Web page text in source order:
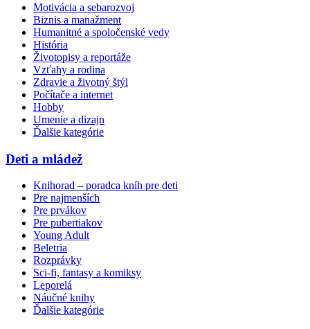
Motivácia a sebarozvoj
Biznis a manažment
Humanitné a spoločenské vedy
História
Životopisy a reportáže
Vzťahy a rodina
Zdravie a životný štýl
Počítače a internet
Hobby
Umenie a dizajn
Ďalšie kategórie
Deti a mládež
Knihorad – poradca kníh pre deti
Pre najmenších
Pre prvákov
Pre pubertiakov
Young Adult
Beletria
Rozprávky
Sci-fi, fantasy a komiksy
Leporelá
Náučné knihy
Ďalšie kategórie